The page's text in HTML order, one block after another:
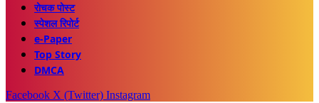
रोचक पोस्ट
स्पेशल रिपोर्ट
e-Paper
Top Story
DMCA
Facebook X (Twitter) Instagram